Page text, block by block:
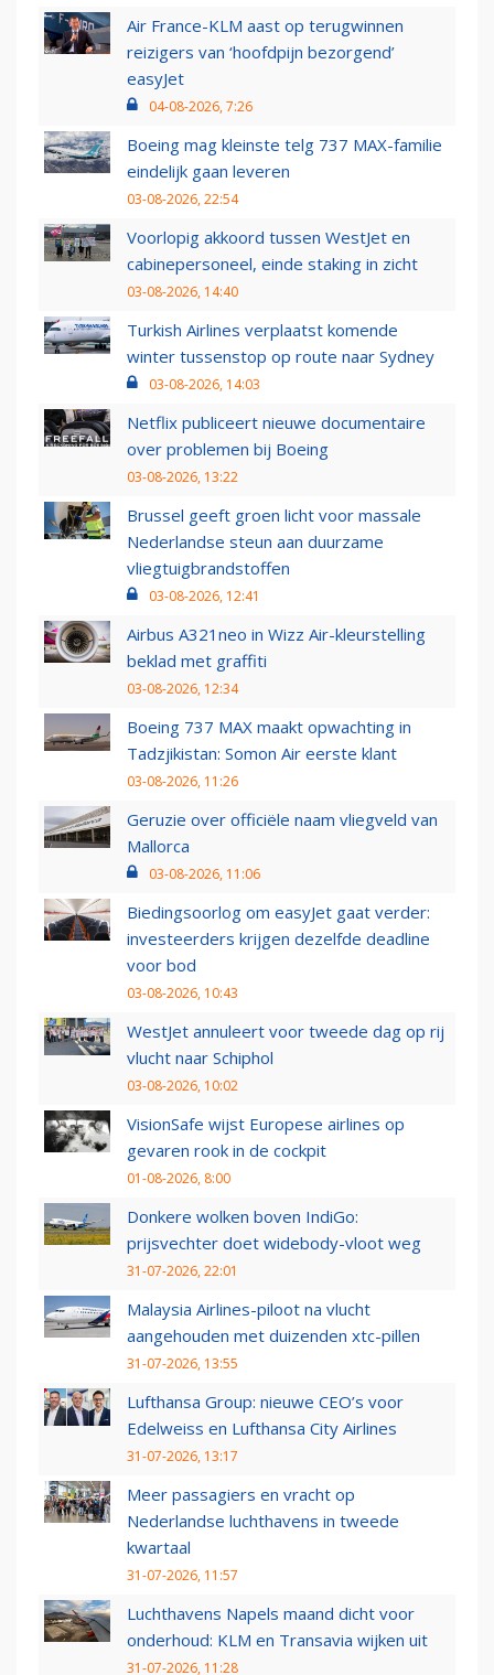
Air France-KLM aast op terugwinnen
reizigers van ‘hoofdpijn bezorgend’
easyJet
04-08-2026, 7:26
Boeing mag kleinste telg 737 MAX-familie
eindelijk gaan leveren
03-08-2026, 22:54
Voorlopig akkoord tussen WestJet en
cabinepersoneel, einde staking in zicht
03-08-2026, 14:40
Turkish Airlines verplaatst komende
winter tussenstop op route naar Sydney
03-08-2026, 14:03
Netflix publiceert nieuwe documentaire
over problemen bij Boeing
03-08-2026, 13:22
Brussel geeft groen licht voor massale
Nederlandse steun aan duurzame
vliegtuigbrandstoffen
03-08-2026, 12:41
Airbus A321neo in Wizz Air-kleurstelling
beklad met graffiti
03-08-2026, 12:34
Boeing 737 MAX maakt opwachting in
Tadzjikistan: Somon Air eerste klant
03-08-2026, 11:26
Geruzie over officiële naam vliegveld van
Mallorca
03-08-2026, 11:06
Biedingsoorlog om easyJet gaat verder:
investeerders krijgen dezelfde deadline
voor bod
03-08-2026, 10:43
WestJet annuleert voor tweede dag op rij
vlucht naar Schiphol
03-08-2026, 10:02
VisionSafe wijst Europese airlines op
gevaren rook in de cockpit
01-08-2026, 8:00
Donkere wolken boven IndiGo:
prijsvechter doet widebody-vloot weg
31-07-2026, 22:01
Malaysia Airlines-piloot na vlucht
aangehouden met duizenden xtc-pillen
31-07-2026, 13:55
Lufthansa Group: nieuwe CEO’s voor
Edelweiss en Lufthansa City Airlines
31-07-2026, 13:17
Meer passagiers en vracht op
Nederlandse luchthavens in tweede
kwartaal
31-07-2026, 11:57
Luchthavens Napels maand dicht voor
onderhoud: KLM en Transavia wijken uit
31-07-2026, 11:28